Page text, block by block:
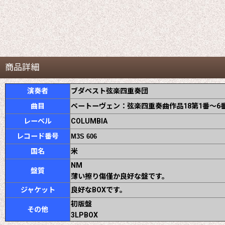
商品詳細
演奏者
ブダペスト弦楽四重奏団
曲目
ベートーヴェン：弦楽四重奏曲作品18第1番〜6
レーベル
COLUMBIA
レコード番号
M3S 606
国名 米
盤質
NM
薄い擦り傷僅か良好な盤です。
ジャケット
良好なBOXです。
その他
初版盤
3LPBOX